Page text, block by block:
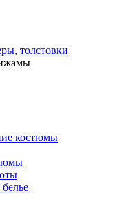
толстовки
костюмы